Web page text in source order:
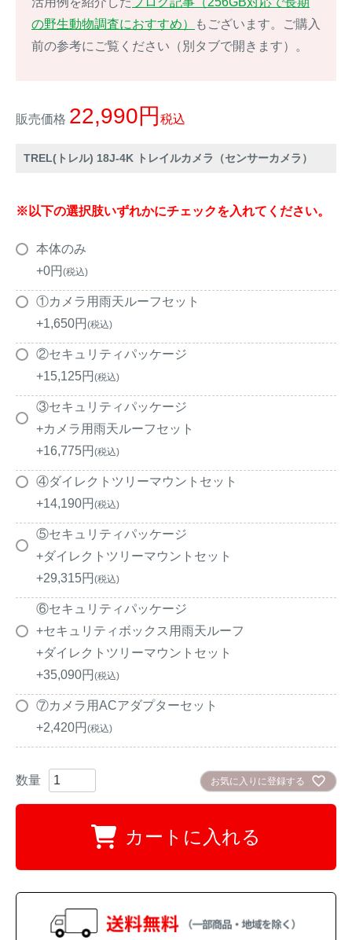
の野生動物調査におすすめ）
もございます。ご購入
前の参考にご覧ください（別タブで開きます）。
販売価格 22,990 税込
TREL(トレル) 18J-4K トレイルカメラ（センサーカメラ）
※以下の選択肢いずれかにチェックを入れてください。
本体のみ
+0 税込
①カメラ用雨天ルーフセット
+1,650 税込
②セキュリティパッケージ
+15,125 税込
③セキュリティパッケージ
+カメラ用雨天ルーフセット
+16,775 税込
④ダイレクトツリーマウントセット
+14,190 税込
⑤セキュリティパッケージ
+ダイレクトツリーマウントセット
+29,315 税込
⑥セキュリティパッケージ
+セキュリティボックス用雨天ルーフ
+ダイレクトツリーマウントセット
+35,090 税込
⑦カメラ用ACアダプターセット
+2,420 税込
お気に入りに登録する
カートに入れる
サル対策
ハクビシン対策
アナグマ対策
ヌートリア対策
ブラックバス・
閉じる